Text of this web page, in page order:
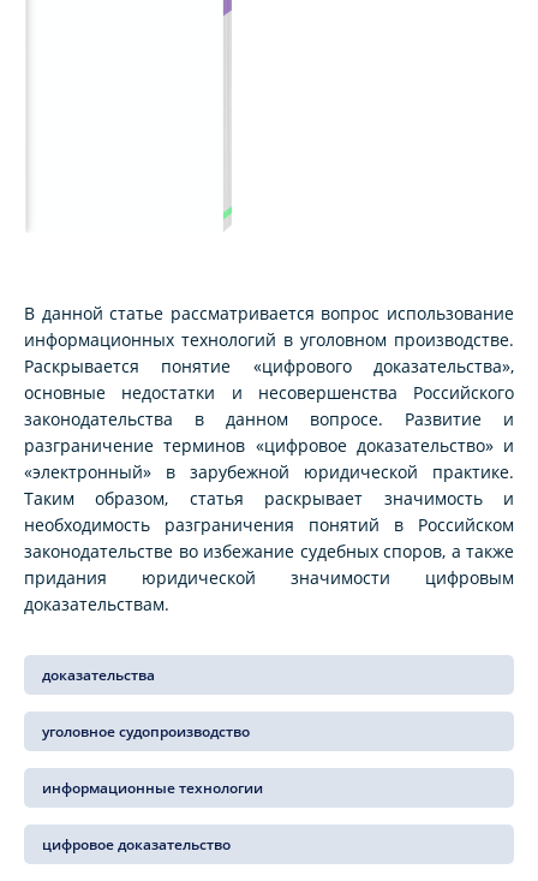
В данной статье рассматривается вопрос использование
информационных технологий в уголовном производстве.
Раскрывается понятие «цифрового доказательства»,
основные недостатки и несовершенства Российского
законодательства в данном вопросе. Развитие и
разграничение терминов «цифровое доказательство» и
«электронный» в зарубежной юридической практике.
Таким образом, статья раскрывает значимость и
необходимость разграничения понятий в Российском
законодательстве во избежание судебных споров, а также
придания юридической значимости цифровым
доказательствам.
доказательства
уголовное судопроизводство
информационные технологии
цифровое доказательство